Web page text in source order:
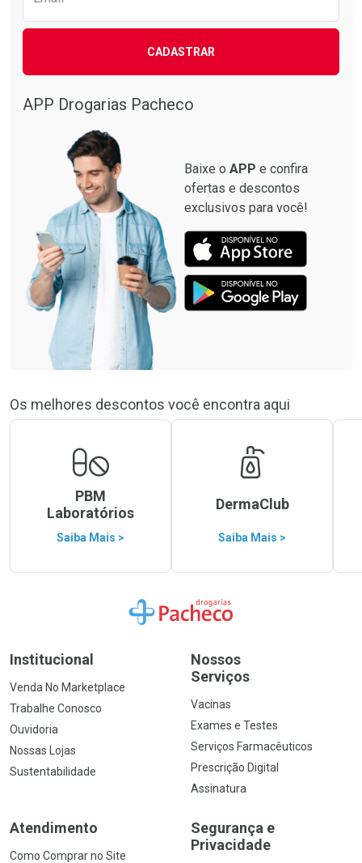
Comprar sem Desconto
Comprar sem Desconto
Por R$ 22,90/cada
CADASTRAR
APP Drogarias Pacheco
Baixe o APP e confira
ofertas e descontos
exclusivos para você!
Os melhores descontos você encontra aqui
PBM
Laboratórios
Saiba Mais >
DermaClub
Saiba Mais >
Ir para a Home
Institucional
Venda No Marketplace
Trabalhe Conosco
Ouvidoria
Nossas Lojas
Sustentabilidade
Nossos
Serviços
Vacinas
Exames e Testes
Serviços Farmacêuticos
Prescrição Digital
Assinatura
Atendimento
Como Comprar no Site
Segurança e
Privacidade